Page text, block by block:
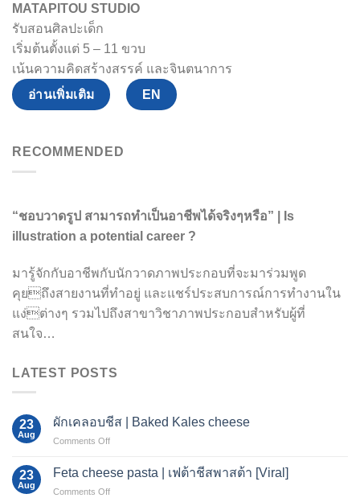
MATAPITOU STUDIO
รับสอนศิลปะเด็ก
เริ่มต้นตั้งแต่ 5 – 11 ขวบ
เน้นความคิดสร้างสรรค์ และจินตนาการ
อ่านเพิ่มเติม
EN
RECOMMENDED
“ชอบวาดรูป สามารถทำเป็นอาชีพได้จริงๆหรือ” | Is
illustration a potential career ?
มารู้จักกับอาชีพกับนักวาดภาพประกอบที่จะมาร่วมพูด
คุยถึงสายงานที่ทำอยู่ และแชร์ประสบการณ์การทำงานใน
แง่ต่างๆ รวมไปถึงสาขาวิชาภาพประกอบสำหรับผู้ที่
สนใจ…
LATEST POSTS
23
Aug
ผักเคลอบชีส | Baked Kales cheese
Comments Offon
23
Aug
Feta cheese pasta | เฟต้าชีสพาสต้า [Viral]
Comments Offon